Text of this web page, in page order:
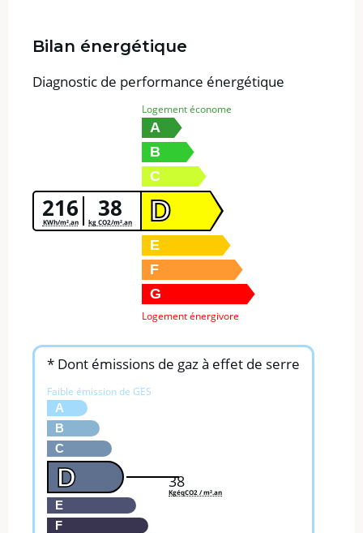
Bilan énergétique
Diagnostic de performance énergétique
216
KWh/m².an 38
kg CO2/m².an
Logement économe
A
B
C
D
E
F
G
Logement énergivore
* Dont émissions de gaz à effet de serre
Faible émission de GES
A
B
C
D
E
F
38
KgéqCO2 / m².an